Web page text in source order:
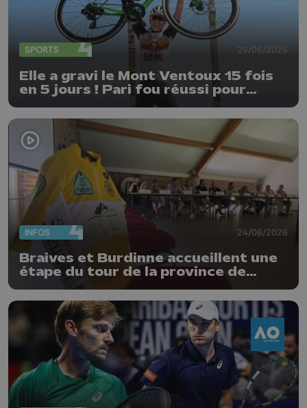
SPORTS 29/06/2026
Elle a gravi le Mont Ventoux 15 fois
en 5 jours ! Pari fou réussi pour
INFOS 24/06/2026
Braives et Burdinne accueillent une
étape du tour de la province de
Liège